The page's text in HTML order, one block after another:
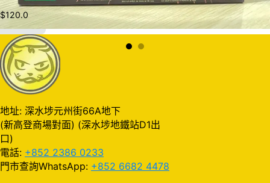
入購物車
$120.0
地址: 深水埗元州街66A地下
(新高登商場對面) (深水埗地鐵站D1出
口)
電話: +852 2386 0233
門市查詢WhatsApp: +852 6682 4478